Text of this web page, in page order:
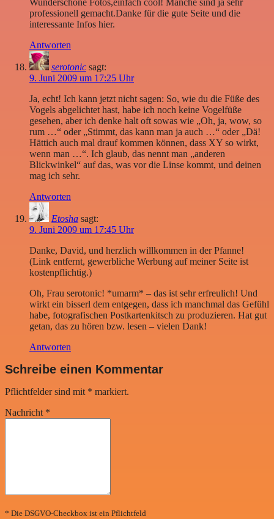
professionell gemacht.Danke für die gute Seite und die
interessante Infos hier.
Antworten
serotonic sagt:
9. Juni 2009 um 17:25 Uhr
Ja, echt! Ich kann jetzt nicht sagen: So, wie du die Füße des
Vogels abgelichtet hast, habe ich noch keine Vogelfüße
gesehen, aber ich denke halt oft sowas wie „Oh, ja, wow, so
rum …“ oder „Stimmt, das kann man ja auch …“ oder „Dä!
Hättich auch mal drauf kommen können, dass XY so wirkt,
wenn man …“. Ich glaub, das nennt man „anderen
Blickwinkel“ auf das, was vor die Linse kommt, und deinen
mag ich sehr.
Antworten
Etosha sagt:
9. Juni 2009 um 17:45 Uhr
Danke, David, und herzlich willkommen in der Pfanne!
(Link entfernt, gewerbliche Werbung auf meiner Seite ist
kostenpflichtig.)
Oh, Frau serotonic! *umarm* – das ist sehr erfreulich! Und
wirkt ein bisserl dem entgegen, dass ich manchmal das Gefühl
habe, fotografischen Postkartenkitsch zu produzieren. Hat gut
getan, das zu hören bzw. lesen – vielen Dank!
Antworten
Schreibe einen Kommentar
Pflichtfelder sind mit * markiert.
Nachricht *
* Die DSGVO-Checkbox ist ein Pflichtfeld